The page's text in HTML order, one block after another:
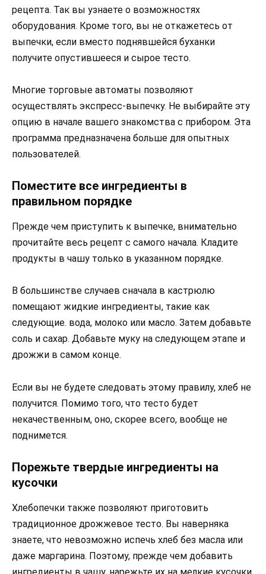
рецепта. Так вы узнаете о возможностях
оборудования. Кроме того, вы не откажетесь от
выпечки, если вместо поднявшейся буханки
получите опустившееся и сырое тесто.
Многие торговые автоматы позволяют
осуществлять экспресс-выпечку. Не выбирайте эту
опцию в начале вашего знакомства с прибором. Эта
программа предназначена больше для опытных
пользователей.
Поместите все ингредиенты в
правильном порядке
Прежде чем приступить к выпечке, внимательно
прочитайте весь рецепт с самого начала. Кладите
продукты в чашу только в указанном порядке.
В большинстве случаев сначала в кастрюлю
помещают жидкие ингредиенты, такие как
следующие. вода, молоко или масло. Затем добавьте
соль и сахар. Добавьте муку на следующем этапе и
дрожжи в самом конце.
Если вы не будете следовать этому правилу, хлеб не
получится. Помимо того, что тесто будет
некачественным, оно, скорее всего, вообще не
поднимется.
Порежьте твердые ингредиенты на
кусочки
Хлебопечки также позволяют приготовить
традиционное дрожжевое тесто. Вы наверняка
знаете, что невозможно испечь хлеб без масла или
даже маргарина. Поэтому, прежде чем добавить